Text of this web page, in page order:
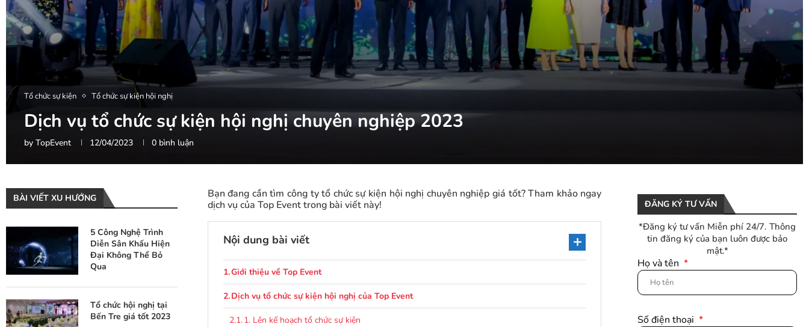
Tổ chức sự kiện Tổ chức sự kiện hội nghị
Dịch vụ tổ chức sự kiện hội nghị chuyên nghiệp 2023
by TopEvent 12/04/2023 0 bình luận
Bạn đang cần tìm công ty tổ chức sự kiện hội nghị chuyên nghiệp giá tốt? Tham khảo ngay
dịch vụ của Top Event trong bài viết này!
Nội dung bài viết
Giới thiệu về Top Event
Dịch vụ tổ chức sự kiện hội nghị của Top Event
1. Lên kế hoạch tổ chức sự kiện
ĐĂNG KÝ TƯ VẤN
*Đăng ký tư vấn Miễn phí 24/7. Thông
tin đăng ký của bạn luôn được bảo
mật.*
Họ và tên
Số điện thoại
BÀI VIẾT XU HƯỚNG
5 Công Nghệ Trình
Diễn Sân Khấu Hiện
Đại Không Thể Bỏ
Qua
Tổ chức hội nghị tại
Bến Tre giá tốt 2023